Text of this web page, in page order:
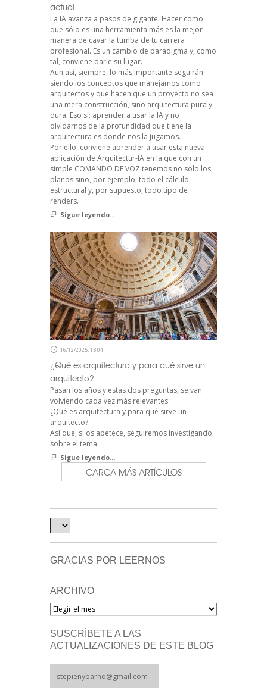
actual
La IA avanza a pasos de gigante. Hacer como
que sólo es una herramienta más es la mejor
manera de cavar la tumba de tu carrera
profesional. Es un cambio de paradigma y, como
tal, conviene darle su lugar.
Aun así, siempre, lo más importante seguirán
siendo los conceptos que manejamos como
arquitectos y que hacen que un proyecto no sea
una mera construcción, sino arquitectura pura y
dura. Eso sí: aprender a usar la IA y no
olvidarnos de la profundidad que tiene la
arquitectura es donde nos la jugamos.
Por ello, conviene aprender a usar esta nueva
aplicación de Arquitectur-IA en la que con un
simple COMANDO DE VOZ tenemos no solo los
planos sino, por ejemplo, todo el cálculo
estructural y, por supuesto, todo tipo de
renders.
Sigue leyendo...
16/12/2025, 13:04
¿Qué es arquitectura y para qué sirve un
arquitecto?
Pasan los años y estas dos preguntas, se van
volviendo cada vez más relevantes:
¿Qué es arquitectura y para qué sirve un
arquitecto?
Así que, si os apetece, seguiremos investigando
sobre el tema.
Sigue leyendo...
CARGA MÁS ARTÍCULOS
GRACIAS POR LEERNOS
ARCHIVO
Archivo
SUSCRÍBETE A LAS
ACTUALIZACIONES DE ESTE BLOG